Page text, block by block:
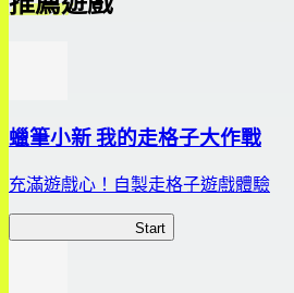
蠟筆小新 我的走格子大作戰
充滿遊戲心！自製走格子遊戲體驗
Start